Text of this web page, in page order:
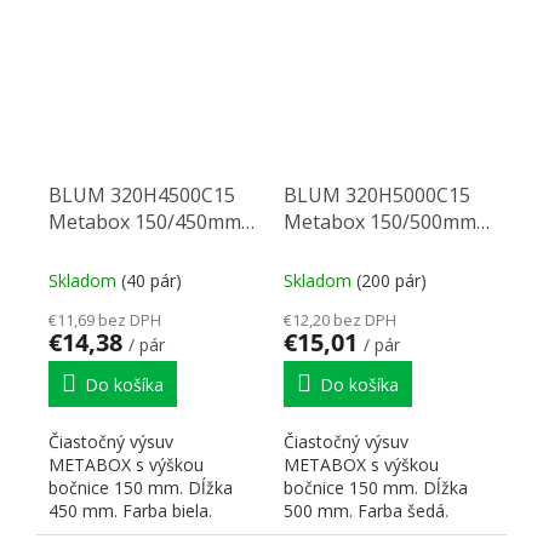
BLUM 320H4500C15
Metabox 150/450mm
Skladom (40 pár)
€11,69 bez DPH
€14,38 / pár
Do košíka
Čiastočný výsuv
METABOX s výškou
bočnice 150 mm. Dĺžka
450 mm. Farba biela.
Dynamická nosnosť 25 kg.
BLUM 320H5000C15
Metabox 150/500mm
Skladom (200 pár)
€12,20 bez DPH
€15,01 / pár
Do košíka
Čiastočný výsuv
METABOX s výškou
bočnice 150 mm. Dĺžka
500 mm. Farba šedá.
Dynamická nosnosť 25 kg.